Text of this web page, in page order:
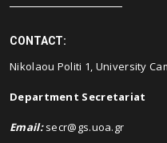
CONTACT:
Nikolaou Politi 1, University
Department Secretariat
Email: secr@gs.uoa.gr